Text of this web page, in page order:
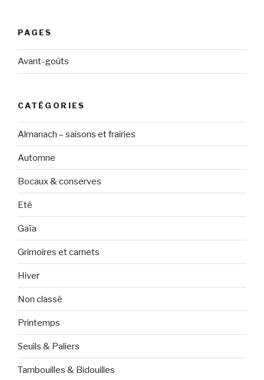
PAGES
Avant-goûts
CATÉGORIES
Almanach – saisons et frairies
Automne
Bocaux & conserves
Eté
Gaïa
Grimoires et carnets
Hiver
Non classé
Printemps
Seuils & Paliers
Tambouilles & Bidouilles